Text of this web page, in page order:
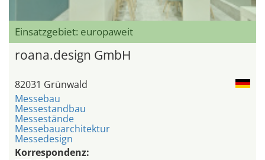
Einsatzgebiet: europaweit
roana.design GmbH
82031 Grünwald
Messebau
Messestandbau
Messestände
Messebauarchitektur
Messedesign
Korrespondenz: